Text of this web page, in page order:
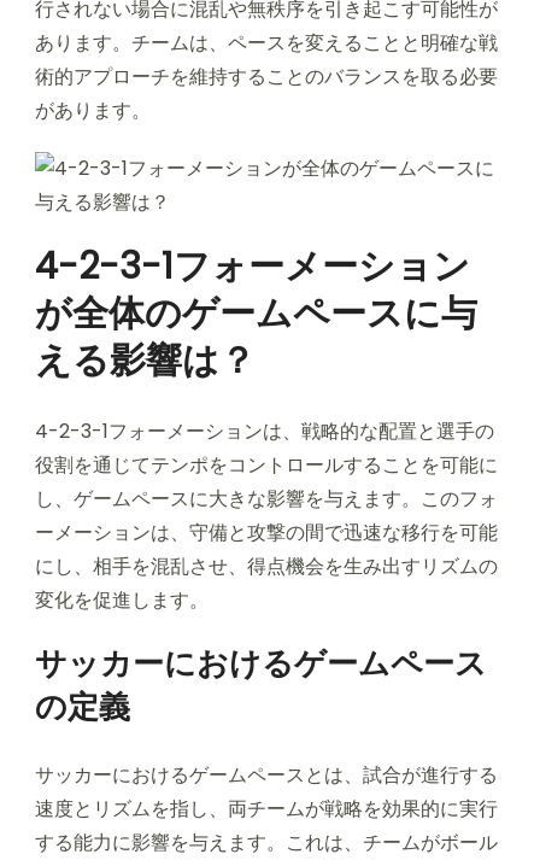
行されない場合に混乱や無秩序を引き起こす可能性が
あります。チームは、ペースを変えることと明確な戦
術的アプローチを維持することのバランスを取る必要
があります。
4-2-3-1フォーメーション
が全体のゲームペースに与
える影響は？
4-2-3-1フォーメーションは、戦略的な配置と選手の
役割を通じてテンポをコントロールすることを可能に
し、ゲームペースに大きな影響を与えます。このフォ
ーメーションは、守備と攻撃の間で迅速な移行を可能
にし、相手を混乱させ、得点機会を生み出すリズムの
変化を促進します。
サッカーにおけるゲームペース
の定義
サッカーにおけるゲームペースとは、試合が進行する
速度とリズムを指し、両チームが戦略を効果的に実行
する能力に影響を与えます。これは、チームがボール